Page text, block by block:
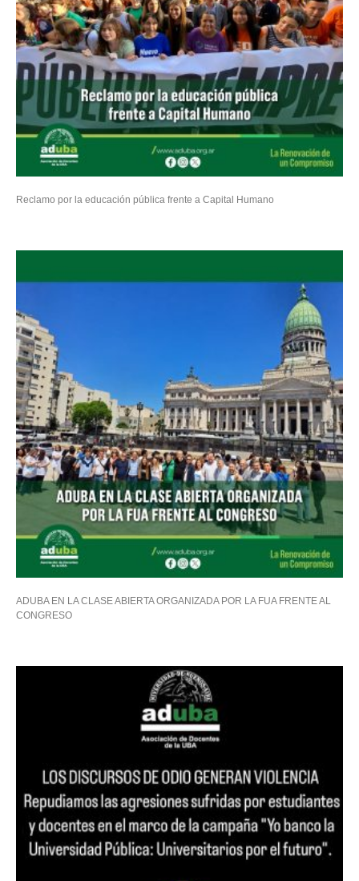
Reclamo por la educación pública frente a Capital Humano
ADUBA EN LA CLASE ABIERTA ORGANIZADA POR LA FUA FRENTE AL
CONGRESO